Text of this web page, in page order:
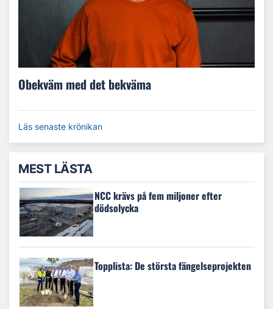
Obekväm med det bekväma
Läs senaste krönikan
MEST LÄSTA
NCC krävs på fem miljoner efter
dödsolycka
Topplista: De största fängelseprojekten